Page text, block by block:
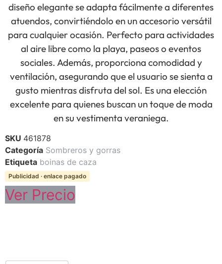
diseño elegante se adapta fácilmente a diferentes
atuendos, convirtiéndolo en un accesorio versátil
para cualquier ocasión. Perfecto para actividades
al aire libre como la playa, paseos o eventos
sociales. Además, proporciona comodidad y
ventilación, asegurando que el usuario se sienta a
gusto mientras disfruta del sol. Es una elección
excelente para quienes buscan un toque de moda
en su vestimenta veraniega.
SKU 461878
Categoría Sombreros y gorras
Etiqueta boinas de caza
Publicidad · enlace pagado
Ver Precio